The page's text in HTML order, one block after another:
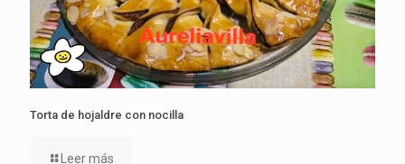
Torta de hojaldre con nocilla
Leer más